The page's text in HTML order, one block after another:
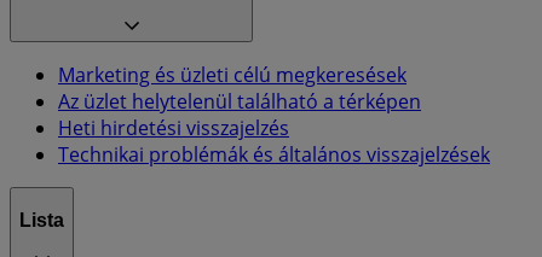
Marketing és üzleti célú megkeresések
Az üzlet helytelenül található a térképen
Heti hirdetési visszajelzés
Technikai problémák és általános visszajelzések
Lista